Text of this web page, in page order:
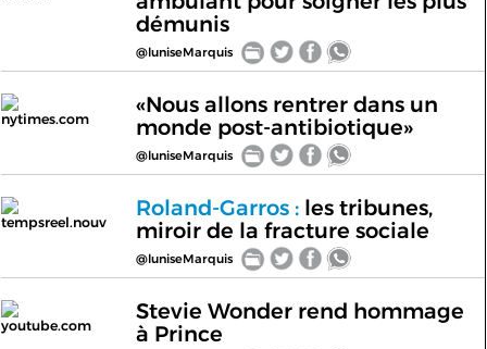
démunis
@luniseMarquis
nytimes.com
«Nous allons rentrer dans un
monde post-antibiotique»
@luniseMarquis
tempsreel.nouv
Roland-Garros :les tribunes,
miroir de la fracture sociale
@luniseMarquis
youtube.com
Stevie Wonder rend hommage
à Prince